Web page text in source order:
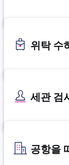
위탁 수
세관 검
공항을